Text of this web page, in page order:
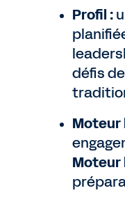
Profil :
défis
Moteur
Moteur